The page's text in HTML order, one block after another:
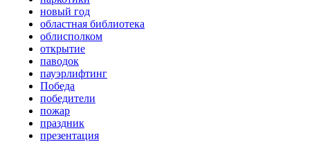
новый год
областная библиотека
облисполком
открытие
паводок
пауэрлифтинг
Победа
победители
пожар
праздник
презентация